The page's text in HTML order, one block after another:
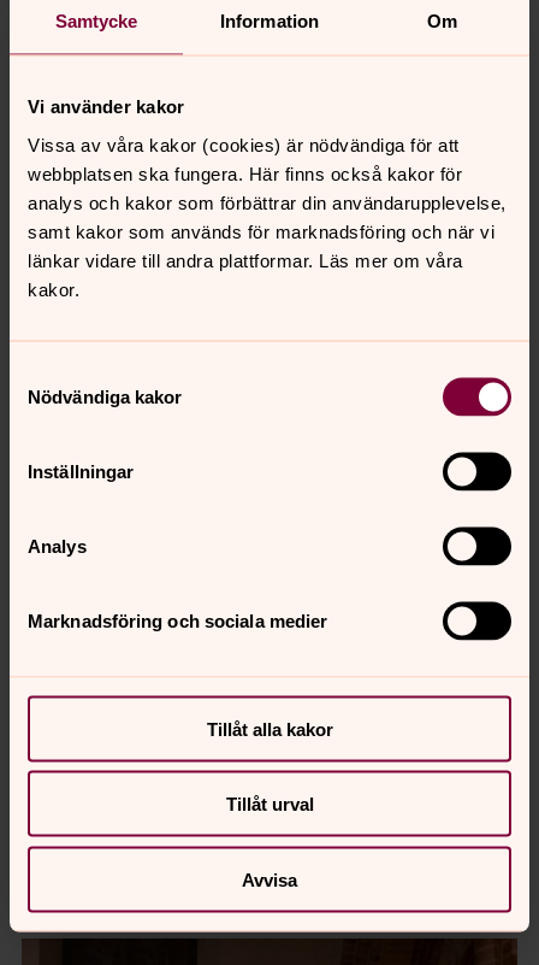
Samtycke Information Om
Vi använder kakor
Vissa av våra kakor (cookies) är nödvändiga för att
webbplatsen ska fungera. Här finns också kakor för
analys och kakor som förbättrar din användarupplevelse,
samt kakor som används för marknadsföring och när vi
länkar vidare till andra plattformar. Läs mer om våra
kakor.
Nödvändiga kakor
Inställningar
Analys
Marknadsföring och sociala medier
Tillåt alla kakor
Tillåt urval
Avvisa